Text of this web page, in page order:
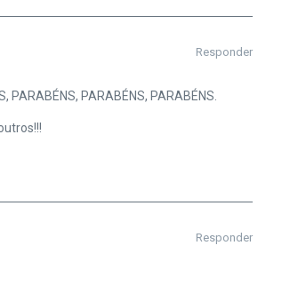
Responder
PARABÉNS, PARABÉNS, PARABÉNS.
Responder